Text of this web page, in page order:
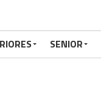
SENIOR